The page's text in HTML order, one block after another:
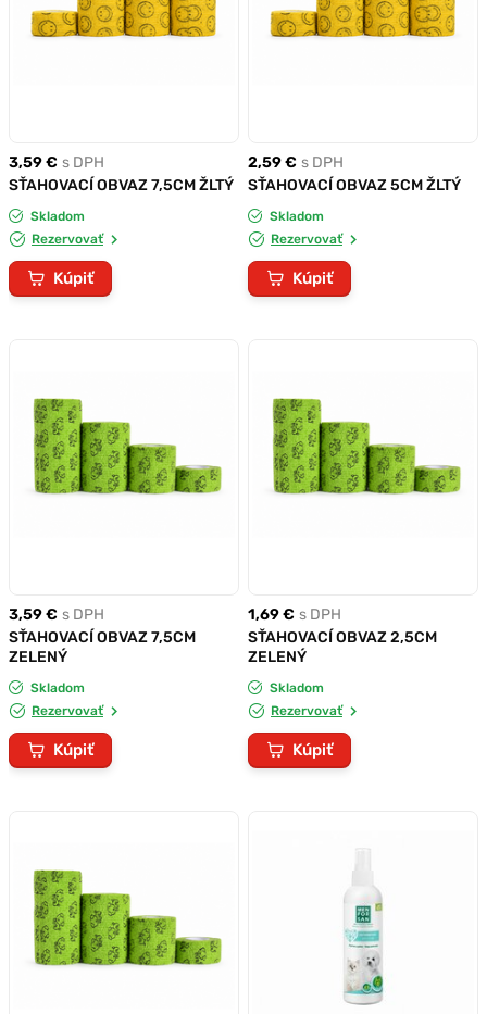
3,59 € s DPH
SŤAHOVACÍ OBVAZ 7,5CM ŽLTÝ
Skladom
Rezervovať
Kúpiť
2,59 € s DPH
SŤAHOVACÍ OBVAZ 5CM ŽLTÝ
Skladom
Rezervovať
Kúpiť
3,59 € s DPH
SŤAHOVACÍ OBVAZ 7,5CM
ZELENÝ
Skladom
Rezervovať
Kúpiť
1,69 € s DPH
SŤAHOVACÍ OBVAZ 2,5CM
ZELENÝ
Skladom
Rezervovať
Kúpiť